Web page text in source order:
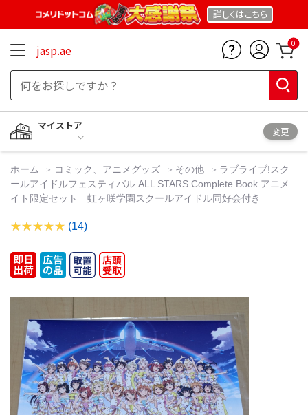
詳しくはこちら
jasp.ae 0
マイストア
変更
ホーム コミック、アニメグッズ その他
ラブライブ!スク
ールアイドルフェスティバル ALL STARS Complete Book アニメ
イト限定セット 虹ヶ咲学園スクールアイドル同好会付き
(14)